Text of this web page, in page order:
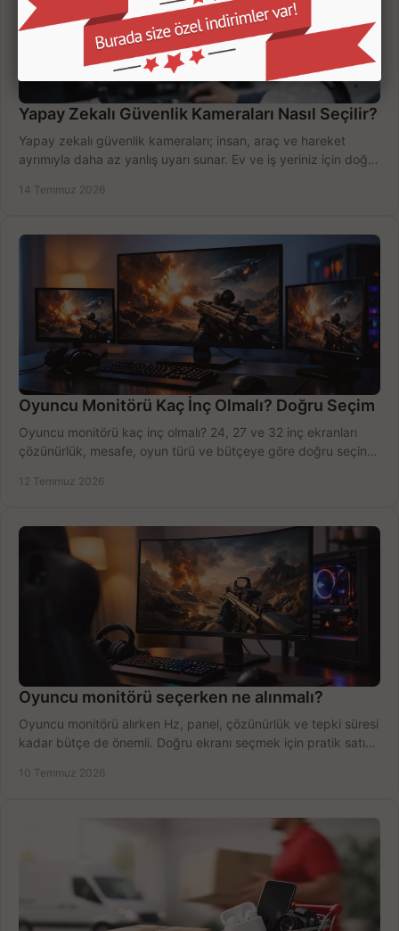
Yapay Zekalı Güvenlik Kameraları Nasıl Seçilir?
Yapay zekalı güvenlik kameraları; insan, araç ve hareket
ayrımıyla daha az yanlış uyarı sunar. Ev ve iş yeriniz için doğru
14 Temmuz 2026
Oyuncu Monitörü Kaç İnç Olmalı? Doğru Seçim
Oyuncu monitörü kaç inç olmalı? 24, 27 ve 32 inç ekranları
çözünürlük, mesafe, oyun türü ve bütçeye göre doğru seçin,
12 Temmuz 2026
Oyuncu monitörü seçerken ne alınmalı?
Oyuncu monitörü alırken Hz, panel, çözünürlük ve tepki süresi
kadar bütçe de önemli. Doğru ekranı seçmek için pratik satın
10 Temmuz 2026